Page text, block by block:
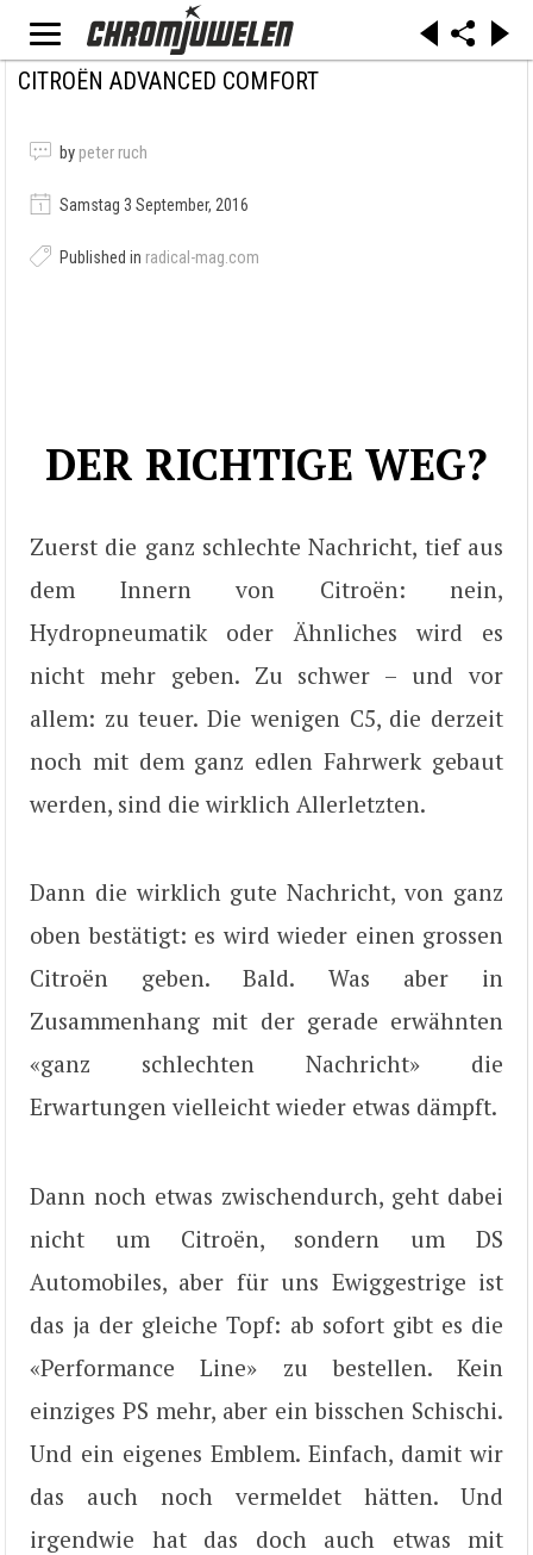
CITROËN ADVANCED COMFORT
by peter ruch
Samstag 3 September, 2016
Published in radical-mag.com
DER RICHTIGE WEG?
Zuerst die ganz schlechte Nachricht, tief aus
dem Innern von Citroën: nein,
Hydropneumatik oder Ähnliches wird es
nicht mehr geben. Zu schwer – und vor
allem: zu teuer. Die wenigen C5, die derzeit
noch mit dem ganz edlen Fahrwerk gebaut
werden, sind die wirklich Allerletzten.
Dann die wirklich gute Nachricht, von ganz
oben bestätigt: es wird wieder einen grossen
Citroën geben. Bald. Was aber in
Zusammenhang mit der gerade erwähnten
«ganz schlechten Nachricht» die
Erwartungen vielleicht wieder etwas dämpft.
Dann noch etwas zwischendurch, geht dabei
nicht um Citroën, sondern um DS
Automobiles, aber für uns Ewiggestrige ist
das ja der gleiche Topf: ab sofort gibt es die
«Performance Line» zu bestellen. Kein
einziges PS mehr, aber ein bisschen Schischi.
Und ein eigenes Emblem. Einfach, damit wir
das auch noch vermeldet hätten. Und
irgendwie hat das doch auch etwas mit